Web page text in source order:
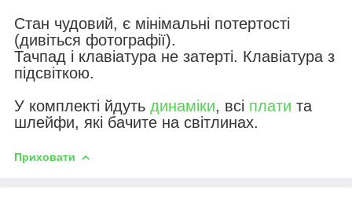
Стан чудовий, є мінімальні потертості
(дивіться фотографії).
Тачпад і клавіатура не затерті. Клавіатура з
підсвіткою.
У комплекті йдуть динаміки, всі плати та
шлейфи, які бачите на світлинах.
Приховати